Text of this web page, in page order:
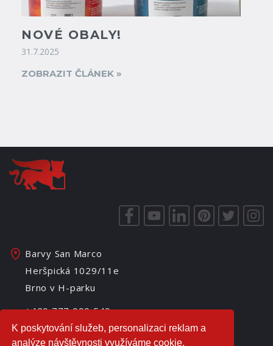
K poskytování služeb, personalizaci reklam a
analýze návštěvnosti využíváme cookie.
NOVÉ OBALY!
31.7.2025
ZOBRAZIT ČLÁNEK »
Barvy San Marco
Heršpická 1029/11e
Brno v H-parku
+420 777 999 549
+420 775 368 669